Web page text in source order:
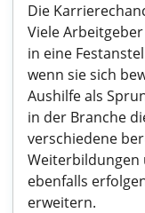
Die
Viele
in eine
wenn sie sich
Aushilfe als
in der Branche
verschiedene
Weiterbildungen
ebenfalls
erweitern.